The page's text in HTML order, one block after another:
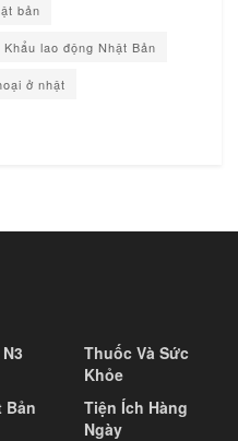
bản
Khẩu lao động Nhật Bản
ở nhật
Bản
Thuốc Và Sức
Khỏe
Tiện Ích Hàng
Ngày